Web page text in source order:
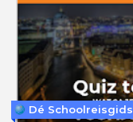
Dé Schoolreisgids